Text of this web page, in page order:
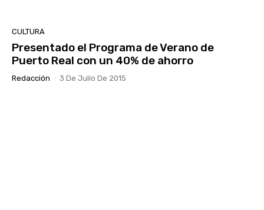
CULTURA
Presentado el Programa de Verano de
Puerto Real con un 40% de ahorro
Redacción - 3 De Julio De 2015